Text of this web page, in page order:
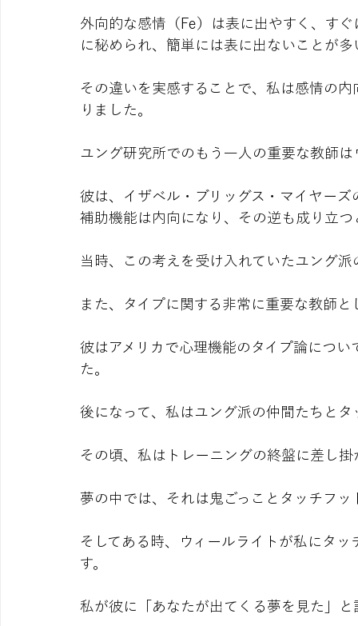
外向的な感情（Fe）は表に出やすく、す
に秘められ、簡単には表に出ないことが多
その違いを実感することで、私は感情の
りました。
ユング研究所でのもう一人の重要な教師
彼は、イザベル・ブリッグス・マイヤー
補助機能は内向になり、その逆も成り立つ
当時、この考えを受け入れていたユング
また、タイプに関する非常に重要な教師
彼はアメリカで心理機能のタイプ論につ
た。
後になって、私はユング派の仲間たちと
その頃、私はトレーニングの終盤に差し
夢の中では、それは鬼ごっことタッチフ
そしてある時、ウィールライトが私にタ
す。
私が彼に「あなたが出てくる夢を見た」